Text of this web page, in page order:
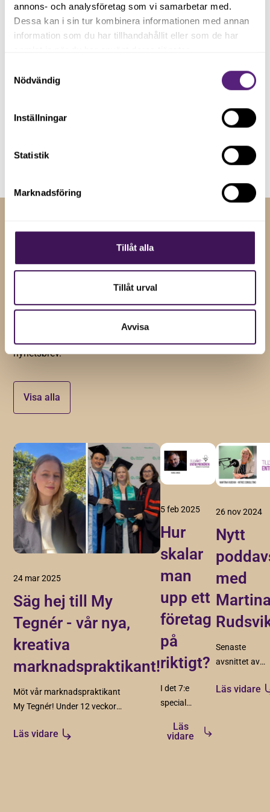
annons- och analysföretag som vi samarbetar med.
Dessa kan i sin tur kombinera informationen med annan
information som du har tillhandahållit eller som de har
Nödvändig
Inställningar
Statistik
Marknadsföring
Tillåt alla
Tillåt urval
Avvisa
Registrera dig på vårt nyhetsbrev och håll dig uppdaterad
med senaste nyheterna.
Insikter och tips för
företagstillväxt
nyhetsbrev.
Visa alla
24 mar 2025
Säg hej till My
Tegnér - vår nya,
kreativa
marknadspraktikant!
Möt vår marknadspraktikant
My Tegnér! Under 12 veckor
hon sin Lärande i Arbete som
Läs vidare
5 feb 2025
Hur
skalar
man
upp ett
företag
på
riktigt?
I det 7:e
special
gästar
Läs
vidare
26 nov 2024
Nytt
med
Senaste
avsnittet av
ute nu - gäst
Läs vidare